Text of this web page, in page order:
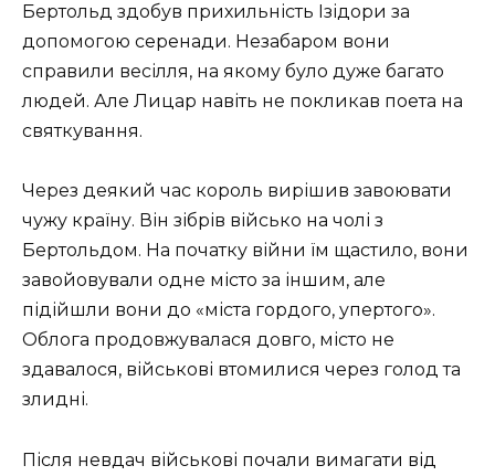
Бертольд здобув прихильність Ізідори за
допомогою серенади. Незабаром вони
справили весілля, на якому було дуже багато
людей. Але Лицар навіть не покликав поета на
святкування.
Через деякий час король вирішив завоювати
чужу країну. Він зібрів військо на чолі з
Бертольдом. На початку війни їм щастило, вони
завойовували одне місто за іншим, але
підійшли вони до «міста гордого, упертого».
Облога продовжувалася довго, місто не
здавалося, військові втомилися через голод та
злидні.
Після невдач військові почали вимагати від